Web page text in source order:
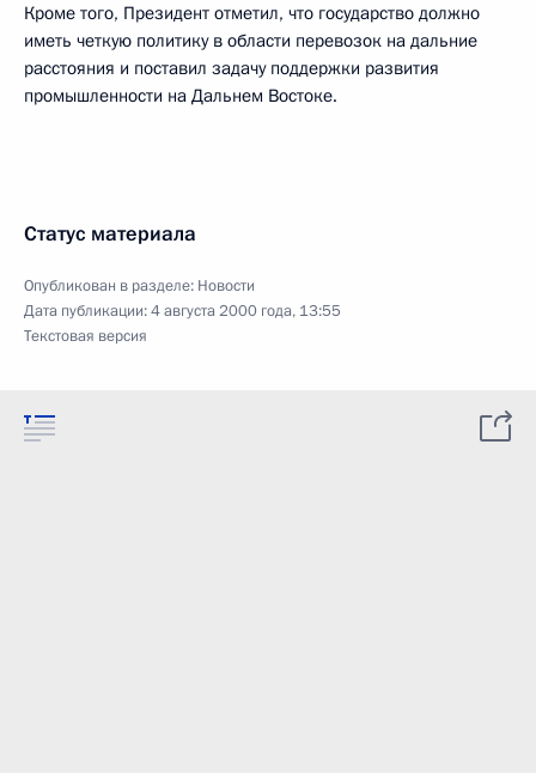
Кроме того, Президент отметил, что государство должно
иметь четкую политику в области перевозок на дальние
расстояния и поставил задачу поддержки развития
промышленности на Дальнем Востоке.
Статус материала
Опубликован в разделе: Новости
Дата публикации:4 августа 2000 года, 13:55
Текстовая версия